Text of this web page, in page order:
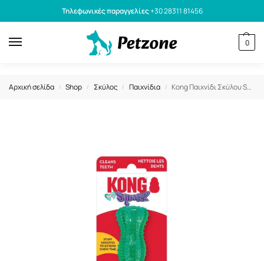
Τηλεφωνικές παραγγελίες+30 28311 81456
0
Αρχική σελίδα / Shop / Σκύλος / Παιχνίδια / Kong Παιχνίδι Σκύλου Squeezz Dental Stick Medium 12,7cm